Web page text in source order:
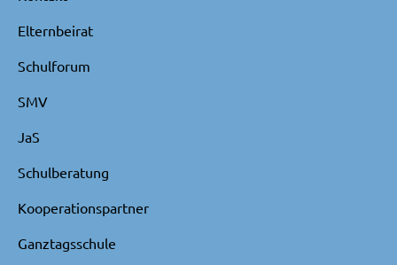
Elternbeirat
Schulforum
SMV
JaS
Schulberatung
Kooperationspartner
Ganztagsschule